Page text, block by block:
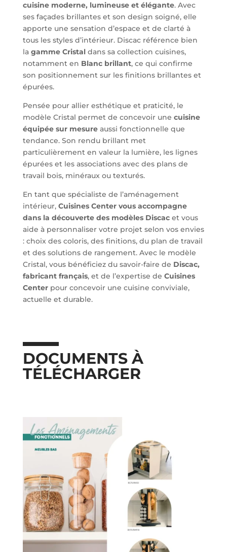
cuisine moderne, lumineuse et élégante. Avec
ses façades brillantes et son design soigné, elle
apporte une sensation d’espace et de clarté à
tous les styles d’intérieur. Discac référence bien
la gamme Cristaldans sa collection cuisines,
notamment en Blanc brillant, ce qui confirme
son positionnement sur les finitions brillantes et
épurées.
Pensée pour allier esthétique et praticité, le
modèle Cristal permet de concevoir une cuisine
équipée sur mesureaussi fonctionnelle que
tendance. Son rendu brillant met
particulièrement en valeur la lumière, les lignes
épurées et les associations avec des plans de
travail bois, minéraux ou texturés.
En tant que spécialiste de l’aménagement
intérieur, Cuisines Center vous accompagne
dans la découverte des modèles Discacet vous
aide à personnaliser votre projet selon vos envies
: choix des coloris, des finitions, du plan de travail
et des solutions de rangement. Avec le modèle
Cristal, vous bénéficiez du savoir-faire de Discac,
fabricant français, et de l’expertise de Cuisines
Centerpour concevoir une cuisine conviviale,
actuelle et durable.
DOCUMENTS À
TÉLÉCHARGER